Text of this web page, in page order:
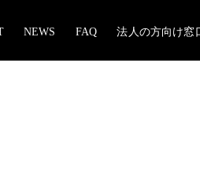
NEWS FAQ 法人の方向け窓